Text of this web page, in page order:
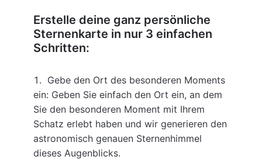
Erstelle deine ganz persönliche
Sternenkarte in nur 3 einfachen
Schritten:
Gebe den Ort des besonderen Moments
ein: Geben Sie einfach den Ort ein, an dem
Sie den besonderen Moment mit Ihrem
Schatz erlebt haben und wir generieren den
astronomisch genauen Sternenhimmel
dieses Augenblicks.